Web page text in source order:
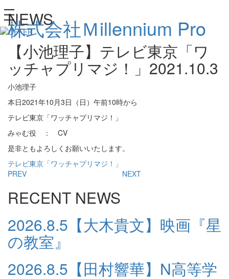
株式会社Ｍillennium Pro
toggle
navigation
NEWS
【小池理子】テレビ東京「ワ
ッチャプリマジ！」 2021.10.3
小池理子
本日2021年10月3日（日）午前10時から
テレビ東京「ワッチャプリマジ！」
みゃむ役 ： CV
是非ともよろしくお願いいたします。
テレビ東京「ワッチャプリマジ！」
PREV
NEXT
RECENT NEWS
2026.8.5 【大木貴文】映画『星
の教室』
2026.8.5 【田村響華】N高等学